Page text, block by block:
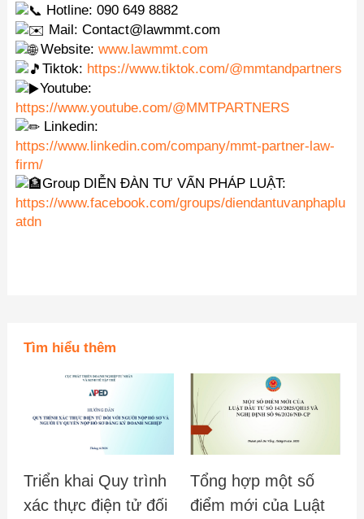
Hotline: 090 649 8882
Mail: Contact@lawmmt.com
Website:www.lawmmt.com
Tiktok: https://www.tiktok.com/@mmtandpartners
Youtube:
https://www.youtube.com/@MMTPARTNERS
Linkedin:
https://www.linkedin.com/company/mmt-partner-law-
firm/
Group DIỄN ĐÀN TƯ VẤN PHÁP LUẬT:
https://www.facebook.com/groups/diendantuvanphaplu
atdn
Tìm hiểu thêm
Triển khai Quy trình
xác thực điện tử đối
Tổng hợp một số
điểm mới của Luật